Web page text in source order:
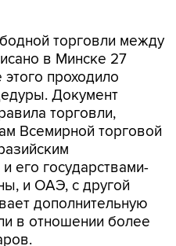
торговли между
в Минске 27
проходило
Документ
торговли,
Всемирной торговой
его государствами-
и ОАЭ, с другой
дополнительную
в отношении более